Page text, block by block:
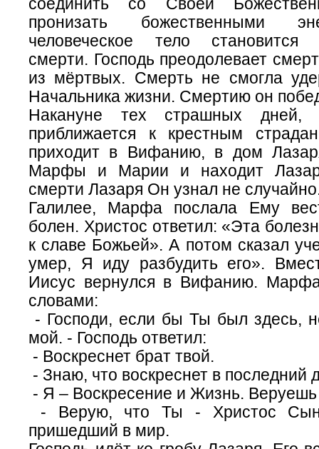
соединить со Своей
пронизать божественными
человеческое тело становится
смерти. Господь преодолевает
из мёртвых. Смерть не смогла
Начальника жизни. Смертию он
Накануне тех страшных дней,
приближается к крестным
приходит в Вифанию, в дом
Марфы и Марии и находит
смерти Лазаря Он узнал не
Галилее, Марфа послала Ему
болен. Христос ответил: «Эта
к славе Божьей». А потом сказал
умер, Я иду разбудить его».
Иисус вернулся в Вифанию. Марфа
словами:
- Господи, если бы Ты был здесь,
мой. - Господь ответил:
- Воскреснет брат твой.
- Знаю, что воскреснет в последний
- Я – Воскресение и Жизнь.
- Верую, что Ты - Христос
пришедший в мир.